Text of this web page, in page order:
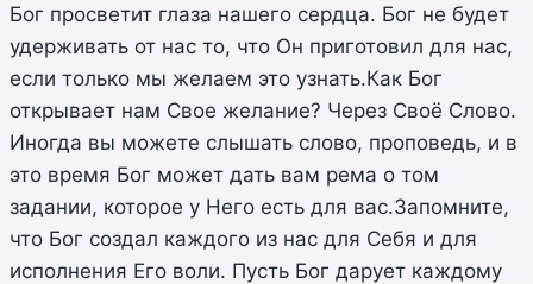
Бог просветит глаза нашего сердца. Бог не будет
удерживать от нас то, что Он приготовил для нас,
если только мы желаем это узнать.Как Бог
открывает нам Свое желание? Через Своё Слово.
Иногда вы можете слышать слово, проповедь, и в
это время Бог может дать вам рема о том
задании, которое у Него есть для вас.Запомните,
что Бог создал каждого из нас для Себя и для
исполнения Его воли. Пусть Бог дарует каждому